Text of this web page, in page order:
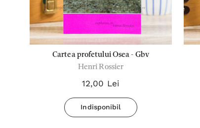
Cartea profetului Osea - Gbv
Henri Rossier
12,00 Lei
Indisponibil